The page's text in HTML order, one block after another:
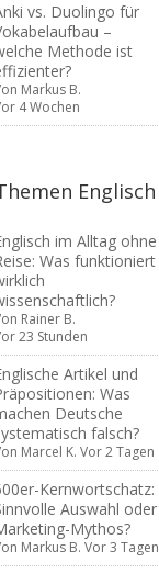
vs. Duolingo für
–
Methode ist
Markus B.
4 Wochen
Englisch
im Alltag ohne
Was funktioniert
Rainer B.
23 Stunden
Artikel und
Was
Deutsche
falsch?
Marcel K. Vor 2 Tagen
Kernwortschatz:
Auswahl oder
Mythos?
Markus B. Vor 3 Tagen